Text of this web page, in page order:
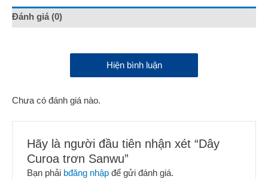
Đánh giá (0)
Hiện bình luận
Chưa có đánh giá nào.
Hãy là người đầu tiên nhận xét “Dây
Curoa trơn Sanwu”
Bạn phải bđăng nhập để gửi đánh giá.